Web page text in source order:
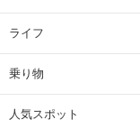
ライフ
乗り物
人気スポット